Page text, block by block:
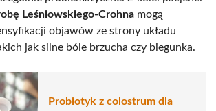
Leśniowskiego-Crohna mogą
objawów ze strony układu
jak silne bóle brzucha czy biegunka.
Probiotyk z colostrum dla